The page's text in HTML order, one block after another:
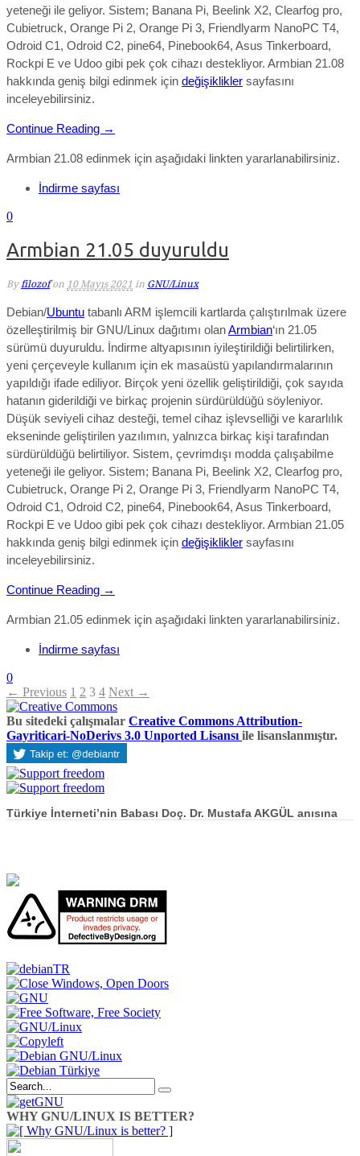
yeteneği ile geliyor. Sistem; Banana Pi, Beelink X2, Clearfog pro,
Cubietruck, Orange Pi 2, Orange Pi 3, Friendlyarm NanoPC T4,
Odroid C1, Odroid C2, pine64, Pinebook64, Asus Tinkerboard,
Rockpi E ve Udoo gibi pek çok cihazı destekliyor. Armbian 21.08
hakkında geniş bilgi edinmek için değişiklikler sayfasını
inceleyebilirsiniz.
Continue Reading →
Armbian 21.08 edinmek için aşağıdaki linkten yararlanabilirsiniz.
İndirme sayfası
0
Armbian 21.05 duyuruldu
By filozof on 10 Mayıs 2021 in GNU/Linux
Debian/Ubuntu tabanlı ARM işlemcili kartlarda çalıştırılmak üzere
özelleştirilmiş bir GNU/Linux dağıtımı olanArmbian‘ın 21.05
sürümü duyuruldu. İndirme altyapısının iyileştirildiği belirtilirken,
yeni çerçeveyle kullanım için ek masaüstü yapılandırmalarının
yapıldığı ifade ediliyor. Birçok yeni özellik geliştirildiği, çok sayıda
hatanın giderildiği ve birkaç projenin sürdürüldüğü söyleniyor.
Düşük seviyeli cihaz desteği, temel cihaz işlevselliği ve kararlılık
ekseninde geliştirilen yazılımın, yalnızca birkaç kişi tarafından
sürdürüldüğü belirtiliyor. Sistem, çevrimdışı modda çalışabilme
yeteneği ile geliyor. Sistem; Banana Pi, Beelink X2, Clearfog pro,
Cubietruck, Orange Pi 2, Orange Pi 3, Friendlyarm NanoPC T4,
Odroid C1, Odroid C2, pine64, Pinebook64, Asus Tinkerboard,
Rockpi E ve Udoo gibi pek çok cihazı destekliyor. Armbian 21.05
hakkında geniş bilgi edinmek için değişiklikler sayfasını
inceleyebilirsiniz.
Continue Reading →
Armbian 21.05 edinmek için aşağıdaki linkten yararlanabilirsiniz.
İndirme sayfası
0
← Previous 1 2 3 4 Next →
Bu sitedeki çalışmalar Creative Commons Attribution-
Gayriticari-NoDerivs 3.0 Unported Lisansı ile lisanslanmıştır.
Türkiye İnterneti’nin Babası Doç. Dr. Mustafa AKGÜL anısına
WHY GNU/LINUX IS BETTER?